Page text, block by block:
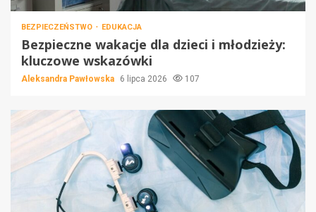
BEZPIECZEŃSTWO EDUKACJA
Bezpieczne wakacje dla dzieci i młodzieży:
kluczowe wskazówki
Aleksandra Pawłowska 6 lipca 2026 107